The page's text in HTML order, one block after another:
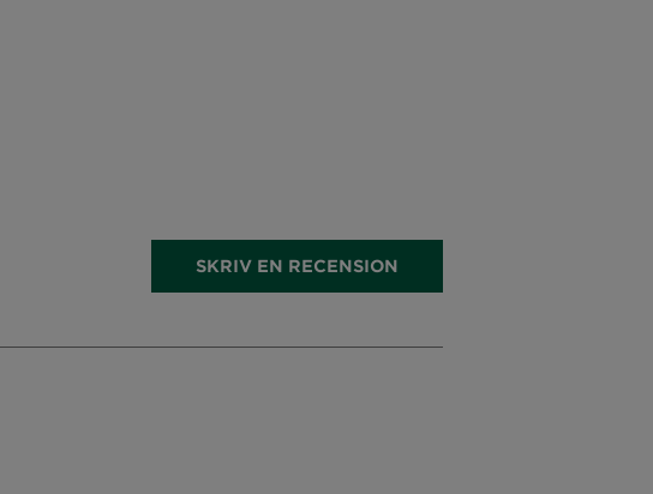
SKRIV EN RECENSION